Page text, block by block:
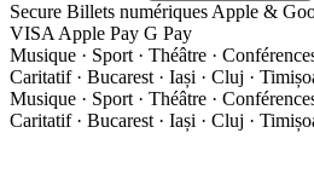
Secure Billets numériques Apple &
VISA Apple Pay G Pay
Musique · Sport · Théâtre ·
Caritatif · Bucarest · Iași · Cluj ·
Musique · Sport · Théâtre ·
Caritatif · Bucarest · Iași · Cluj ·